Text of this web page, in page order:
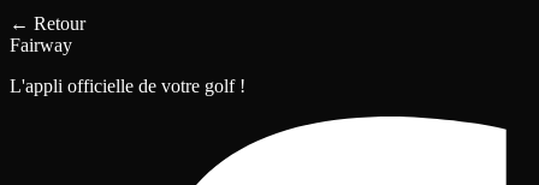
← Retour
Fairway
L'appli officielle de votre golf !